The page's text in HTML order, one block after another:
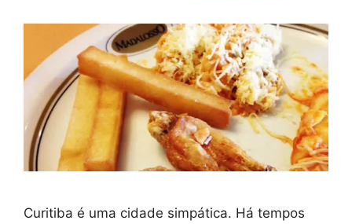
Curitiba é uma cidade simpática. Há tempos